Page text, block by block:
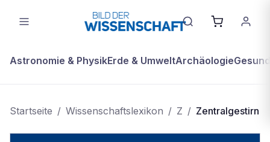
Astronomie & PhysikErde & UmweltArchäologie
Startseite / Wissenschaftslexikon / Z / Zentralgestirn